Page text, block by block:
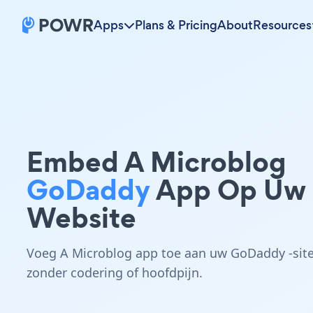
Apps Plans & PricingAboutResources
Embed A Microblog
GoDaddyApp Op Uw
Website
Voeg A Microblog app toe aan uw GoDaddy -
zonder codering of hoofdpijn.